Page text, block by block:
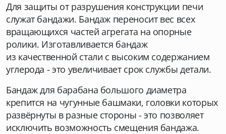
Для защиты от разрушения конструкции печи
служат бандажи. Бандаж переносит вес всех
вращающихся частей агрегата на опорные
ролики. Изготавливается бандаж
из качественной стали с высоким содержанием
углерода - это увеличивает срок службы детали.
Бандаж для барабана большого диаметра
крепится на чугунные башмаки, головки которых
развёрнуты в разные стороны - это позволяет
исключить возможность смещения бандажа.